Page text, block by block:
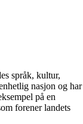
språk, kultur,
nasjon og har
på en
forener landets